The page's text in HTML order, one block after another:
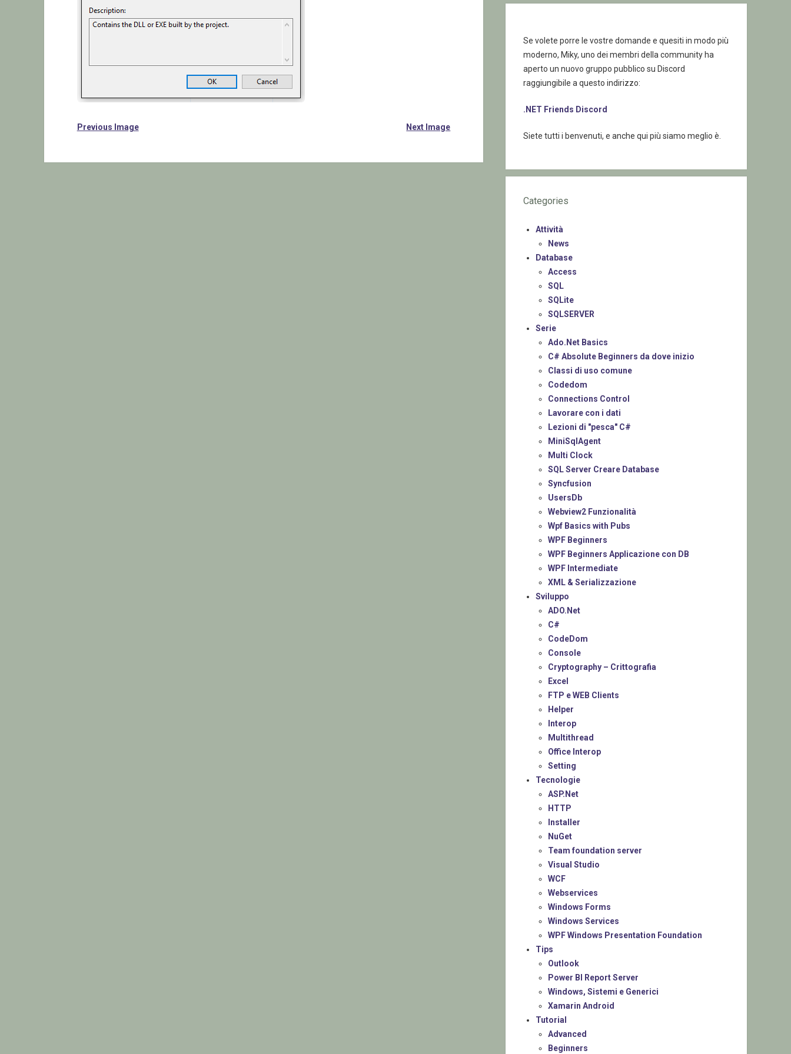
Previous Image Next Image
Se volete porre le vostre domande e quesiti in modo più
moderno, Miky, uno dei membri della community ha
aperto un nuovo gruppo pubblico su Discord
raggiungibile a questo indirizzo:
.NET Friends Discord
Siete tutti i benvenuti, e anche qui più siamo meglio è.
Categories
Attività
News
Database
Access
SQL
SQLite
SQLSERVER
Serie
Ado.Net Basics
C# Absolute Beginners da dove inizio
Classi di uso comune
Codedom
Connections Control
Lavorare con i dati
Lezioni di "pesca" C#
MiniSqlAgent
Multi Clock
SQL Server Creare Database
Syncfusion
UsersDb
Webview2 Funzionalità
Wpf Basics with Pubs
WPF Beginners
WPF Beginners Applicazione con DB
WPF Intermediate
XML & Serializzazione
Sviluppo
ADO.Net
C#
CodeDom
Console
Cryptography – Crittografia
Excel
FTP e WEB Clients
Helper
Interop
Multithread
Office Interop
Setting
Tecnologie
ASP.Net
HTTP
Installer
NuGet
Team foundation server
Visual Studio
WCF
Webservices
Windows Forms
Windows Services
WPF Windows Presentation Foundation
Tips
Outlook
Power BI Report Server
Windows, Sistemi e Generici
Xamarin Android
Tutorial
Advanced
Beginners